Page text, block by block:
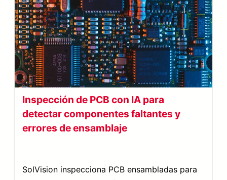
Inspección de PCB con IA para
detectar componentes faltantes y
errores de ensamblaje
SolVision inspecciona PCB ensambladas para